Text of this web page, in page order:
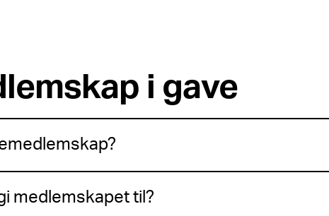
i gave
medlemskapet til?